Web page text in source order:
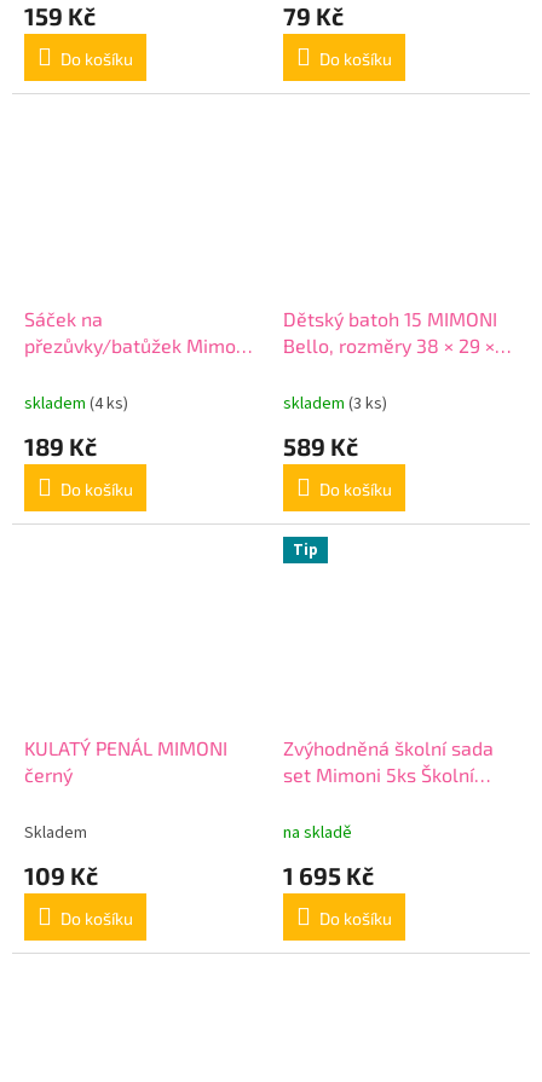
159 Kč
Do košíku
79 Kč
Do košíku
Sáček na
přezůvky/batůžek Mimoni,
skladem (4 ks)
189 Kč
Do košíku
Dětský batoh 15 MIMONI
Bello, rozměry 38 × 29 ×
skladem (3 ks)
589 Kč
Do košíku
KULATÝ PENÁL MIMONI
černý
Skladem
109 Kč
Do košíku
Tip
Zvýhodněná školní sada
set Mimoni 5ks Školní
na skladě
1 695 Kč
Do košíku